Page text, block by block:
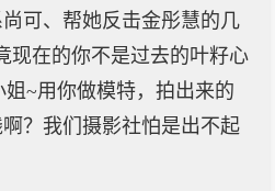
可、帮她反击金彤慧的几
现在的你不是过去的叶籽心
姐~用你做模特，拍出来的
？我们摄影社怕是出不起